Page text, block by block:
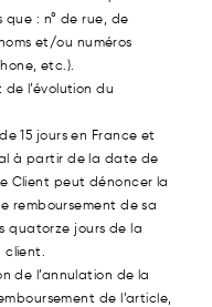
que : n° de rue, de
et/ou numéros
etc.).
de l’évolution du
15 jours en France et
à partir de la date de
Client peut dénoncer la
remboursement de sa
quatorze jours de la
client.
de l’annulation de la
de l’article,